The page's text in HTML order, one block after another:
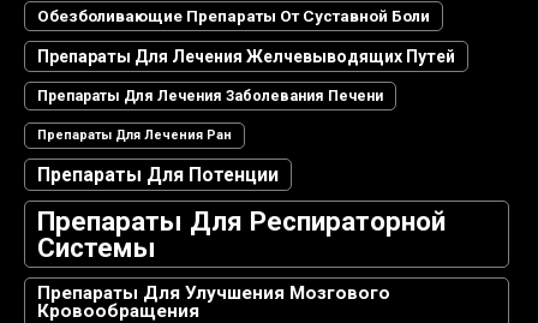
Обезболивающие Препараты От Суставной Боли
Препараты Для Лечения Желчевыводящих Путей
Препараты Для Лечения Заболевания Печени
Препараты Для Лечения Ран
Препараты Для Потенции
Препараты Для Респираторной
Системы
Препараты Для Улучшения Мозгового
Кровообращения